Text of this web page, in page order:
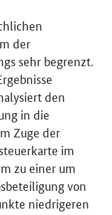
der
sehr begrenzt.
den
in die
Zuge der
im
zu einer um
von
niedrigeren